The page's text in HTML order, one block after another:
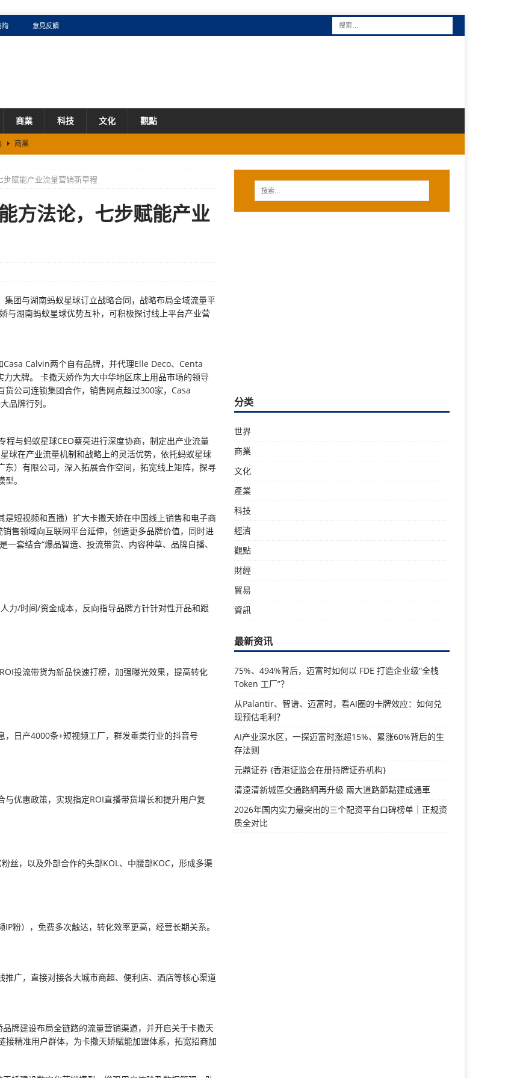
詢 意見反饋
商業 科技 文化 觀點
商業
业级“全栈 Token 工厂”？
应：如何兑现预估毛利？
商業
60%背后的生存法则 商業
步赋能产业流量营销新章程
方法论，七步赋能产业
团与湖南蚂蚁星球订立战略合同，战略布局全域流量平
与湖南蚂蚁星球优势互补，可积极探讨线上平台产业营
Calvin两个自有品牌，并代理Elle Deco、Centa
大牌。 卡撒天娇作为大中华地区床上用品市场的领导
公司连锁集团合作，销售网点超过300家，Casa
品牌行列。
与蚂蚁星球CEO蔡亮进行深度协商，制定出产业流量
球在产业流量机制和战略上的灵活优势，依托蚂蚁星球
）有限公司，深入拓展合作空间，拓宽线上矩阵，探寻
。
短视频和直播）扩大卡撒天娇在中国线上销售和电子商
售领域向互联网平台延伸，创造更多品牌价值，同时进
套结合“爆品智造、投流带货、内容种草、品牌自播、
力/时间/资金成本，反向指导品牌方针针对性开品和跟
投流带货为新品快速打榜，加强曝光效果，提高转化
日产4000条+短视频工厂，群发垂类行业的抖音号
优惠政策，实现指定ROI直播带货增长和提升用户复
丝，以及外部合作的头部KOL、中腰部KOC，形成多渠
粉），免费多次触达，转化效率更高，经营长期关系。
广，直接对接各大城市商超、便利店、酒店等核心渠道
牌建设布局全链路的流量营销渠道，并开启关于卡撒天
精准用户群体，为卡撒天娇赋能加盟体系，拓宽招商加
分类
世界
商業
文化
產業
科技
經濟
觀點
財經
貿易
資訊
最新资讯
75%、494%背后，迈富时如何以 FDE 打造企业级“全栈
Token 工厂”？
从Palantir、智谱、迈富时，看AI圈的卡牌效应：如何兑
现预估毛利？
AI产业深水区，一探迈富时涨超15%、累涨60%背后的生
存法则
元鼎证券 {香港证监会在册持牌证券机构}
清遠清新城區交通路網再升級 兩大道路節點建成通車
2026年国内实力最突出的三个配资平台口碑榜单｜正规资
质全对比